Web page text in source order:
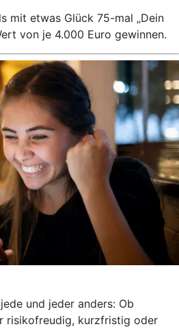
mit etwas Glück 75-mal „Dein
von je 4.000 Euro gewinnen.
und jeder anders: Ob
risikofreudig, kurzfristig oder